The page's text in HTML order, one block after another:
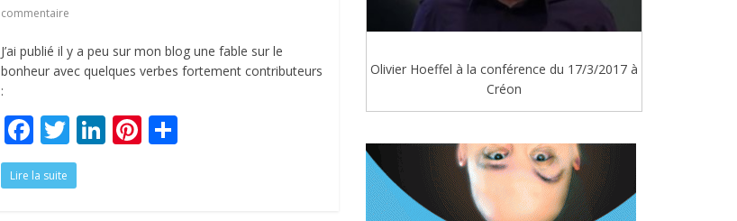
commentaire
J’ai publié il y a peu sur mon blog une fable sur le
bonheur avec quelques verbes fortement contributeurs
:
F
ac
e
T
w
itt
Li Pi
Lire la suite
Olivier Hoeffel à la conférence du 17/3/2017 à
Créon